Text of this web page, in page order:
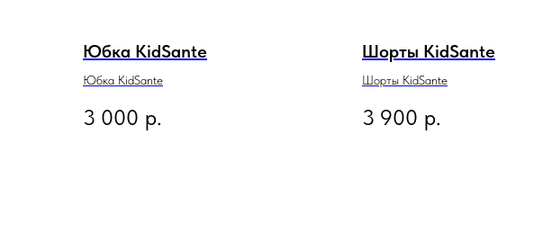
Юбка KidSante
Юбка KidSante
3 000 р.
Шорты KidSante
Шорты KidSante
3 900 р.